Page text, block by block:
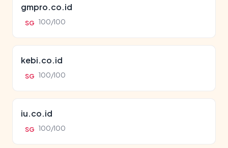
gmpro.co.id
SG 100/100
kebi.co.id
SG 100/100
iu.co.id
SG 100/100